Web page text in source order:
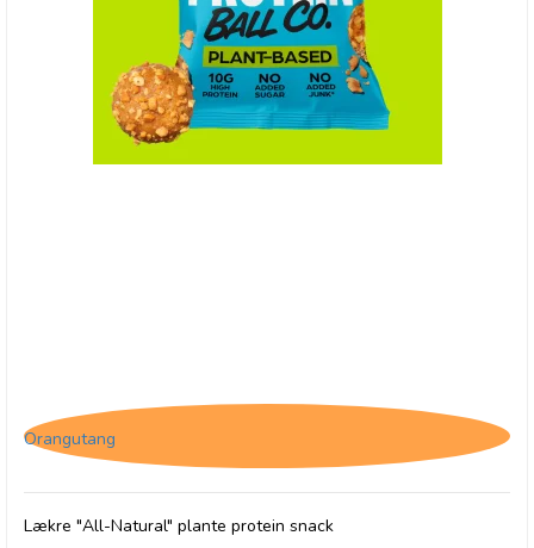
Orangutang
Lækre "All-Natural" plante protein snack